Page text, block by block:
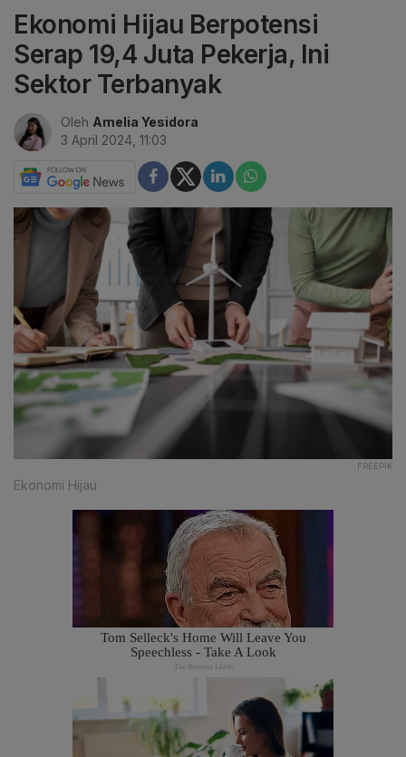
Ekonomi Hijau Berpotensi
Serap 19,4 Juta Pekerja, Ini
Sektor Terbanyak
Oleh Amelia Yesidora
3 April 2024, 11:03
FREEPIK
Ekonomi Hijau